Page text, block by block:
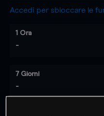
Accedi per sbloccare le
1 Ora
-
7 Giorni
-